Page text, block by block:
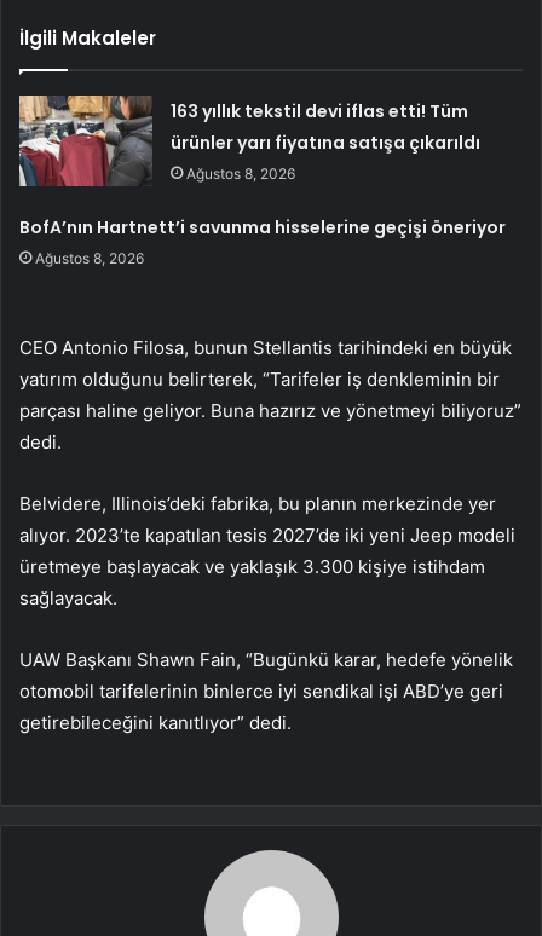
İlgili Makaleler
163 yıllık tekstil devi iflas etti! Tüm
ürünler yarı fiyatına satışa çıkarıldı
Ağustos 8, 2026
BofA’nın Hartnett’i savunma hisselerine geçişi öneriyor
Ağustos 8, 2026
CEO Antonio Filosa, bunun Stellantis tarihindeki en büyük
yatırım olduğunu belirterek, “Tarifeler iş denkleminin bir
parçası haline geliyor. Buna hazırız ve yönetmeyi biliyoruz”
dedi.
Belvidere, Illinois’deki fabrika, bu planın merkezinde yer
alıyor. 2023’te kapatılan tesis 2027’de iki yeni Jeep modeli
üretmeye başlayacak ve yaklaşık 3.300 kişiye istihdam
sağlayacak.
UAW Başkanı Shawn Fain, “Bugünkü karar, hedefe yönelik
otomobil tarifelerinin binlerce iyi sendikal işi ABD’ye geri
getirebileceğini kanıtlıyor” dedi.